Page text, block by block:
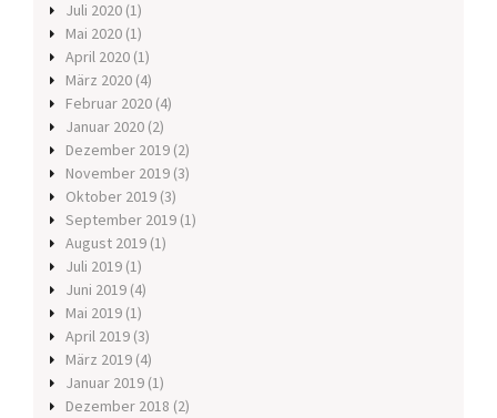
Juli 2020 (1)
Mai 2020 (1)
April 2020 (1)
März 2020 (4)
Februar 2020 (4)
Januar 2020 (2)
Dezember 2019 (2)
November 2019 (3)
Oktober 2019 (3)
September 2019 (1)
August 2019 (1)
Juli 2019 (1)
Juni 2019 (4)
Mai 2019 (1)
April 2019 (3)
März 2019 (4)
Januar 2019 (1)
Dezember 2018 (2)